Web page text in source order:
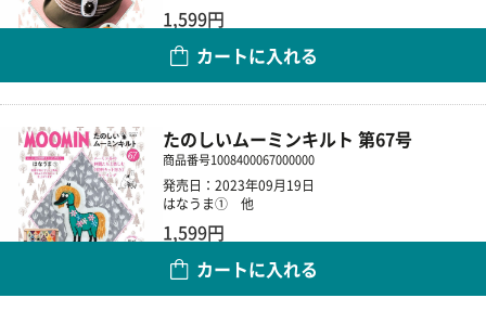
1,599円
カートに入れる
たのしいムーミンキルト 第67号
商品番号1008400067000000
発売日：2023年09月19日
はなうま① 他
1,599円
カートに入れる